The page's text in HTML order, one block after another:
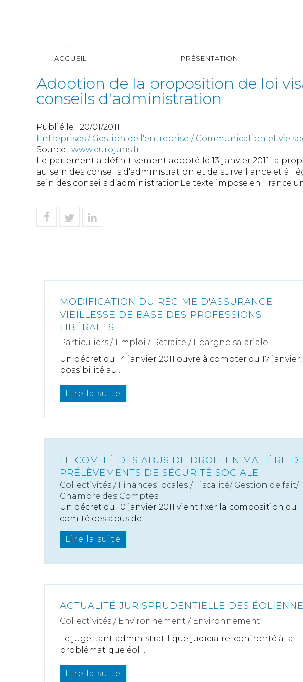
ACCUEIL PRÉSENTATION
Adoption de la proposition de loi
conseils d'administration
Publié le : 20/01/2011
Entreprises / Gestion de l'entreprise / Communication et vie
Source : www.eurojuris.fr
Le parlement a définitivement adopté le 13 janvier 2011 la
au sein des conseils d'administration et de surveillance et à
sein des conseils d’administrationLe texte impose en France
MODIFICATION DU RÉGIME D'ASSURANCE
VIEILLESSE DE BASE DES PROFESSIONS
LIBÉRALES
Particuliers / Emploi / Retraite / Epargne salariale
Un décret du 14 janvier 2011 ouvre à compter du 17 janvier,
possibilité au...
Lire la suite
LE COMITÉ DES ABUS DE DROIT EN MATIÈRE
PRÉLÈVEMENTS DE SÉCURITÉ SOCIALE
Collectivités / Finances locales / Fiscalité/ Gestion de fait/
Chambre des Comptes
Un décret du 10 janvier 2011 vient fixer la composition du
comité des abus de...
Lire la suite
ACTUALITÉ JURISPRUDENTIELLE DES
Collectivités / Environnement / Environnement
Le juge, tant administratif que judiciaire, confronté à la
problématique éoli...
Lire la suite